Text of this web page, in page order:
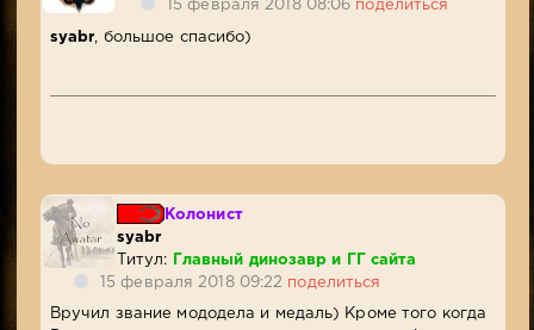
15 февраля 2018 08:06 поделиться
syabr , большое спасибо)
Колонист
syabr
Титул:
Главный динозавр и ГГ сайта
15 февраля 2018 09:22 поделиться
Вручил звание мододела и медаль) Кроме того когда